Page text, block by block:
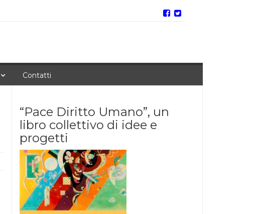
Contatti
“Pace Diritto Umano”, un
libro collettivo di idee e
progetti